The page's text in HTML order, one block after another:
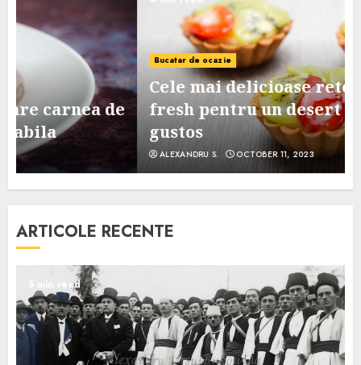
Bucatar de ocazie
Cele mai delicioase retete de tarte
fresh pentru un desert sanatos si
gustos
OCTOBER 11, 2023
ARTICOLE RECENTE
5 min read